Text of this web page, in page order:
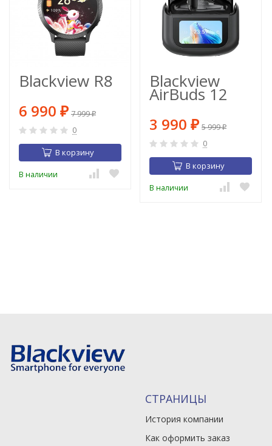
Blackview R8
6 990 ₽ 7 999₽
0
В корзину
В наличии
Blackview
AirBuds 12
3 990 ₽ 5 999₽
0
В корзину
В наличии
СТРАНИЦЫ
История компании
Как оформить заказ